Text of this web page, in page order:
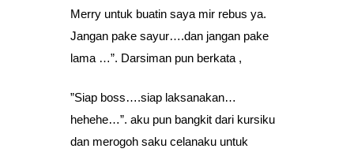
Merry untuk buatin saya mir rebus ya.
Jangan pake sayur….dan jangan pake
lama …”. Darsiman pun berkata ,
”Siap boss….siap laksanakan…
hehehe…”. aku pun bangkit dari kursiku
dan merogoh saku celanaku untuk